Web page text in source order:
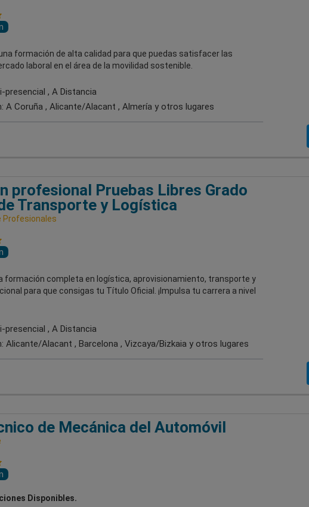
formación de alta calidad para que puedas satisfacer las
laboral en el área de la movilidad sostenible.
presencial , A Distancia
A Coruña , Alicante/Alacant , Almería y otros lugares
profesional Pruebas Libres Grado
Transporte y Logística
Profesionales
formación completa en logística, aprovisionamiento, transporte y
para que consigas tu Título Oficial. ¡Impulsa tu carrera a nivel
presencial , A Distancia
Alicante/Alacant , Barcelona , Vizcaya/Bizkaia y otros lugares
de Mecánica del Automóvil
Disponibles.